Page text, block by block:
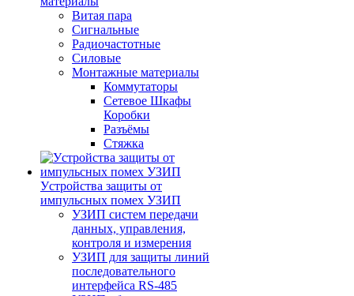
Витая пара
Сигнальные
Радиочастотные
Силовые
Монтажные материалы
Коммутаторы
Сетевое Шкафы
Коробки
Разъёмы
Стяжка
Уcтройства защиты от
импульсных помех УЗИП
УЗИП систем передачи
данных, управления,
контроля и измерения
УЗИП для защиты линий
последовательного
интерфейса RS-485